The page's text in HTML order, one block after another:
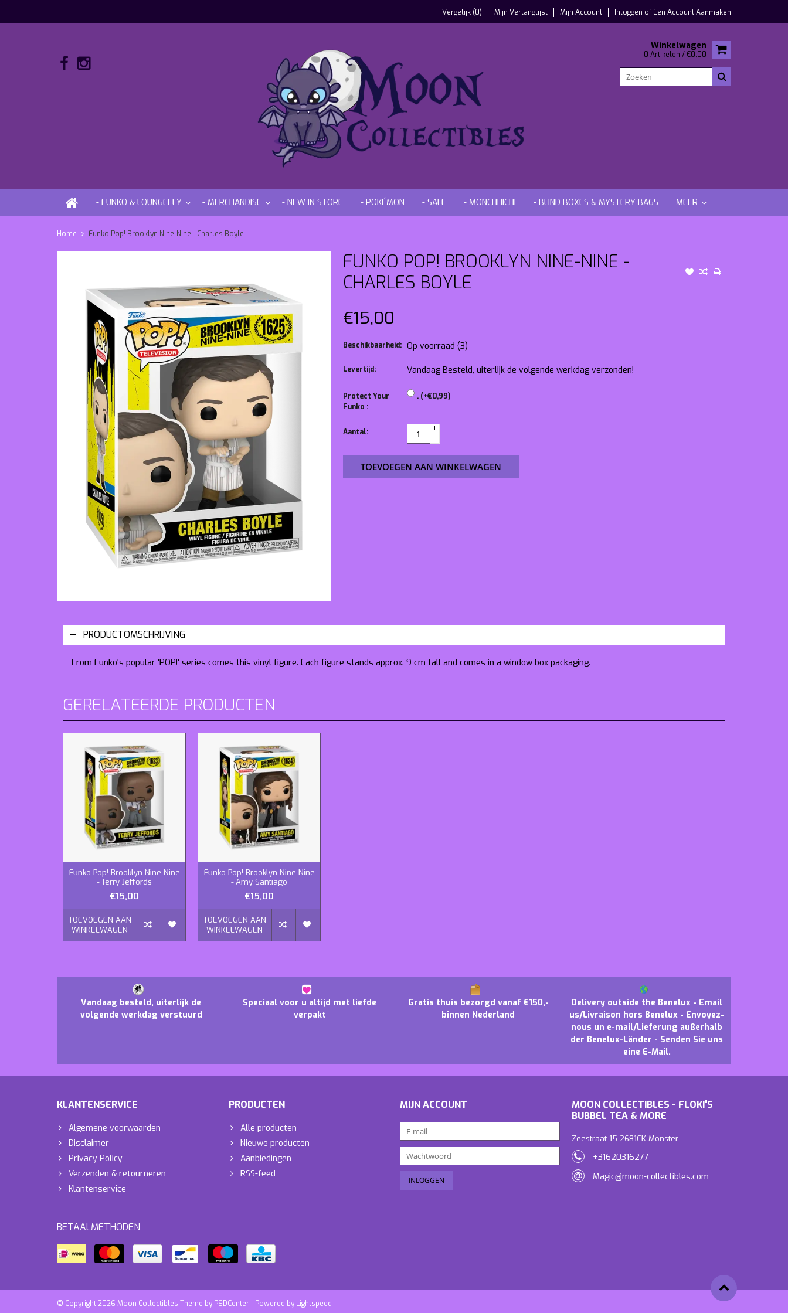
Vergelijk (0) Mijn Verlanglijst Mijn Account Inloggen ofEen Account Aanmaken
Winkelwagen
0 Artikelen / €0,00
- FUNKO & LOUNGEFLY - MERCHANDISE - NEW IN STORE - POKÉMON - SALE - MONCHHICHI - BLIND BOXES & MYSTERY BAGS MEER
Home Funko Pop! Brooklyn Nine-Nine - Charles Boyle
FUNKO POP! BROOKLYN NINE-NINE -
CHARLES BOYLE
€15,00
Beschikbaarheid: Op voorraad (3)
Levertijd: Vandaag Besteld, uiterlijk de volgende werkdag verzonden!
Protect Your
Funko :
. (+€0,99)
Aantal:
+
-
TOEVOEGEN AAN WINKELWAGEN
PRODUCTOMSCHRIJVING
From Funko's popular 'POP!' series comes this vinyl figure. Each figure stands approx. 9 cm tall and comes in a window box packaging.
GERELATEERDE PRODUCTEN
Funko Pop! Brooklyn Nine-Nine
- Terry Jeffords
€15,00
TOEVOEGEN AAN
WINKELWAGEN
Funko Pop! Brooklyn Nine-Nine
- Amy Santiago
€15,00
TOEVOEGEN AAN
WINKELWAGEN
Vandaag besteld, uiterlijk de
volgende werkdag verstuurd
Speciaal voor u altijd met liefde
verpakt
Gratis thuis bezorgd vanaf €150,-
binnen Nederland
Delivery outside the Benelux - Email
us/Livraison hors Benelux - Envoyez-
nous un e-mail/Lieferung außerhalb
der Benelux-Länder - Senden Sie uns
eine E-Mail.
KLANTENSERVICE
Algemene voorwaarden
Disclaimer
Privacy Policy
Verzenden & retourneren
Klantenservice
PRODUCTEN
Alle producten
Nieuwe producten
Aanbiedingen
RSS-feed
MIJN ACCOUNT
MOON COLLECTIBLES - FLOKI'S
BUBBEL TEA & MORE
Zeestraat 15 2681CK Monster
+31620316277
Magic@moon-collectibles.com
BETAALMETHODEN
© Copyright 2026 Moon Collectibles Theme by PSDCenter- Powered by Lightspeed